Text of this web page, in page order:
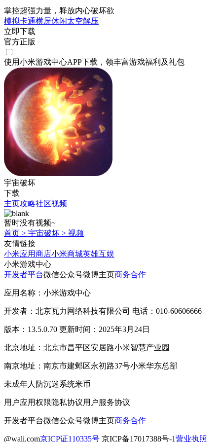
掌控超强力量，释放内心破坏欲
模拟卡通横屏休闲太空解压
立即下载
官方正版
使用小米游戏中心APP下载 ，领丰富游戏福利 及礼包
宇宙破坏
下载
主页攻略社区视频
暂时没有视频~
首页 > 宇宙破坏 > 视频
友情链接
小米应用商店小米商城英雄互娱
小米游戏中心
开发者平台微信公众号微博主页商务合作
应用名称：小米游戏中心
开发者：北京瓦力网络科技有限公司 电话：010-60606666
版本：13.5.0.70 更新时间：2025年3月24日
北京地址：北京市昌平区安居路小米智慧产业园
南京地址：南京市建邺区永初路37号小米华东总部
未成年人防沉迷系统米币
用户应用权限隐私协议用户服务协议
开发者平台微信公众号微博主页商务合作
@wali.com京ICP证110335号 京ICP备17017388号-1营业执照